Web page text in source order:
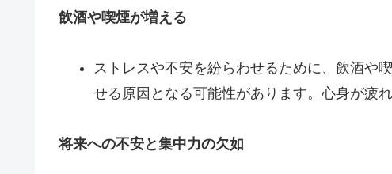
飲酒や喫煙が増える
ストレスや不安を紛らわせるために、飲酒や
せる原因となる可能性があります。心身が疲
将来への不安と集中力の欠如